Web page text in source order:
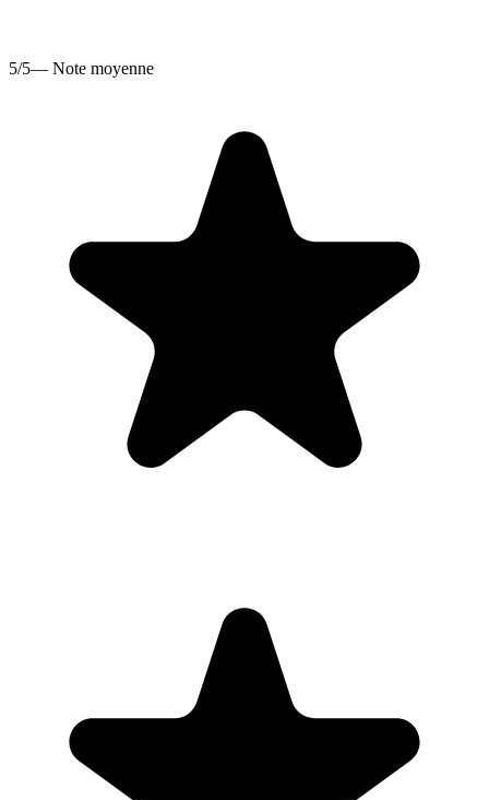
5/5— Note moyenne